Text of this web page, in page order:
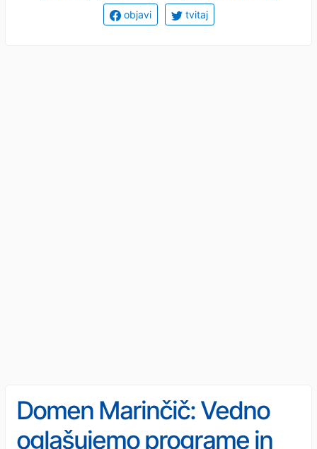
objavi tvitaj
Domen Marinčič: Vedno
oglašujemo programe in